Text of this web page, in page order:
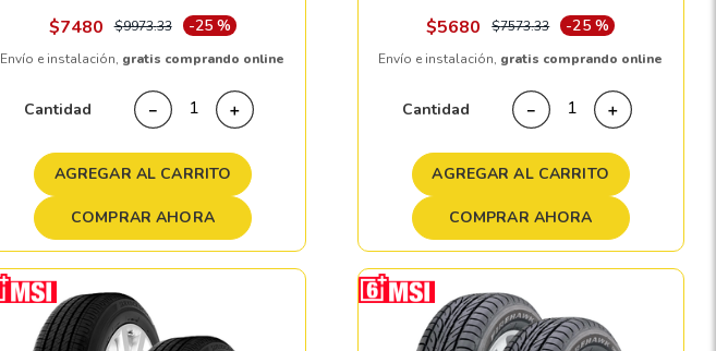
$7480 $9973.33 -25 %
Envío e instalación, gratis comprando online
Cantidad ＋
－
AGREGAR AL CARRITO
COMPRAR AHORA
$5680 $7573.33 -25 %
Envío e instalación, gratis comprando online
Cantidad ＋
－
AGREGAR AL CARRITO
COMPRAR AHORA